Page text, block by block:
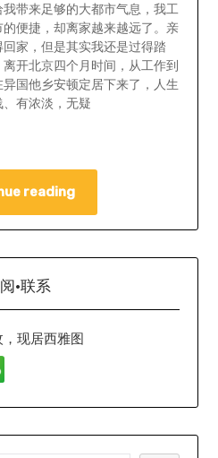
带来足够的大都市气息，我工
便捷，却离家越来越远了。亲
家，但是其实我还是过得踏
开北京四个月时间，从工作到
国他乡安顿定居下来了，人生
有浓淡，无疑
reading
·联系
现居西雅图